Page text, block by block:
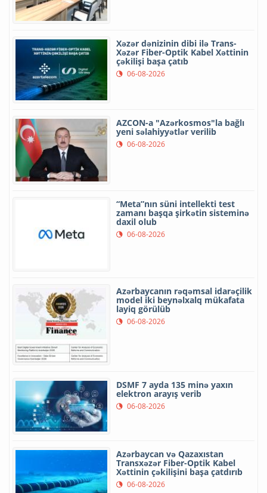
Xəzər dənizinin dibi ilə Trans-
Xəzər Fiber-Optik Kabel Xəttinin
çəkilişi başa çatıb
06-08-2026
AZCON-a "Azərkosmos"la bağlı
yeni səlahiyyətlər verilib
06-08-2026
“Meta”nın süni intellekti test
zamanı başqa şirkətin sisteminə
daxil olub
06-08-2026
Azərbaycanın rəqəmsal idarəçilik
model iki beynəlxalq mükafata
layiq görülüb
06-08-2026
DSMF 7 ayda 135 minə yaxın
elektron arayış verib
06-08-2026
Azərbaycan və Qazaxıstan
Transxəzər Fiber-Optik Kabel
Xəttinin çəkilişini başa çatdırıb
06-08-2026